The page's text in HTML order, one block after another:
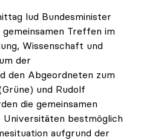
lud Bundesminister
Treffen im
Wissenschaft und
der
den Abgeordneten zum
und Rudolf
die gemeinsamen
bestmöglich
aufgrund der